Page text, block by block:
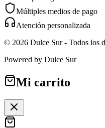
Múltiples medios de pago
Atención personalizada
© 2026 Dulce Sur- Todos los
Powered by Dulce Sur
Mi carrito